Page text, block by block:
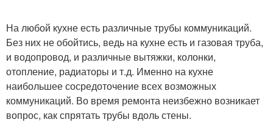
На любой кухне есть различные трубы коммуникаций.
Без них не обойтись, ведь на кухне есть и газовая труба,
и водопровод, и различные вытяжки, колонки,
отопление, радиаторы и т.д. Именно на кухне
наибольшее сосредоточение всех возможных
коммуникаций. Во время ремонта неизбежно возникает
вопрос, как спрятать трубы вдоль стены.